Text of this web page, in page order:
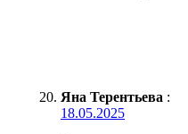
Яна Терентьева :
18.05.2025